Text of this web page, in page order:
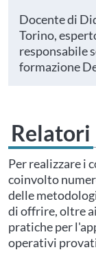
Docente di
Torino,
responsabile
formazione
Relatori
Per realizzare i
coinvolto
delle
di offrire, oltre
pratiche per
operativi